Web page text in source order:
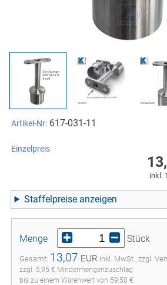
Artikel-Nr: 617-031-11
Einzelpreis
inkl.
Staffelpreise
Menge Stück
Gesamt: 13,07 EUR inkl. MwSt., zzgl.
zzgl. 5,95 € Mindermengenzuschlag
bis zu einem Warenwert von 59,50 €